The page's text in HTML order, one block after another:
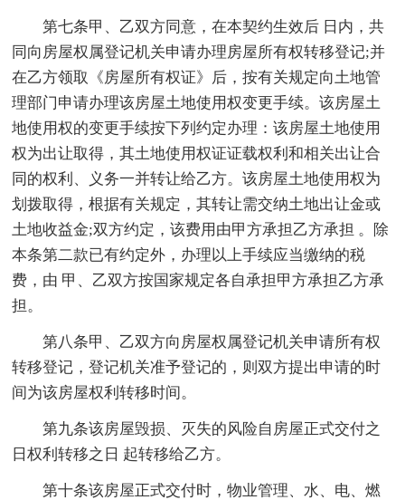
第七条甲、乙双方同意，在本契约生效后 日内，共
同向房屋权属登记机关申请办理房屋所有权转移登记;并
在乙方领取《房屋所有权证》后，按有关规定向土地管
理部门申请办理该房屋土地使用权变更手续。该房屋土
地使用权的变更手续按下列约定办理：该房屋土地使用
权为出让取得，其土地使用权证证载权利和相关出让合
同的权利、义务一并转让给乙方。该房屋土地使用权为
划拨取得，根据有关规定，其转让需交纳土地出让金或
土地收益金;双方约定，该费用由甲方承担乙方承担 。除
本条第二款已有约定外，办理以上手续应当缴纳的税
费，由 甲、乙双方按国家规定各自承担甲方承担乙方承
担。
第八条甲、乙双方向房屋权属登记机关申请所有权
转移登记，登记机关准予登记的，则双方提出申请的时
间为该房屋权利转移时间。
第九条该房屋毁损、灭失的风险自房屋正式交付之
日权利转移之日 起转移给乙方。
第十条该房屋正式交付时，物业管理、水、电、燃